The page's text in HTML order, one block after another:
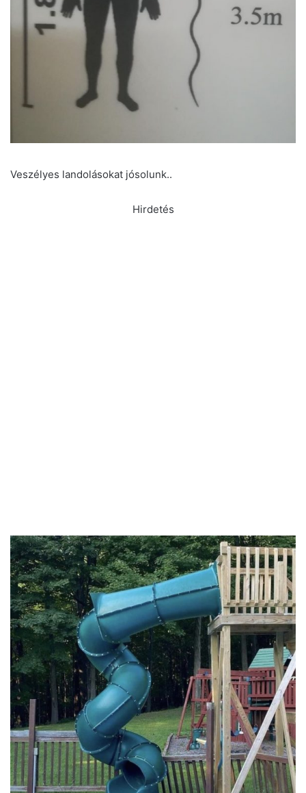
Veszélyes landolásokat jósolunk..
Hirdetés